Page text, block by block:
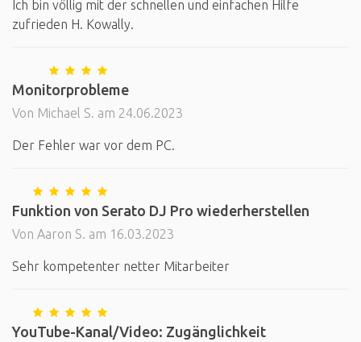
Ich bin völlig mit der schnellen und einfachen Hilfe
zufrieden H. Kowally.
Monitorprobleme
Von Michael S. am 24.06.2023
Der Fehler war vor dem PC.
Funktion von Serato DJ Pro wiederherstellen
Von Aaron S. am 16.03.2023
Sehr kompetenter netter Mitarbeiter
YouTube-Kanal/Video: Zugänglichkeit